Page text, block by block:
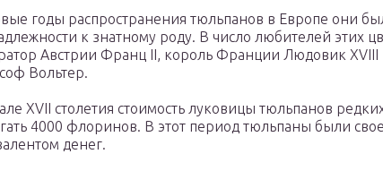
годы распространения тюльпанов в Европе они
к знатному роду. В число любителей этих
Австрии Франц II, король Франции Людовик
Вольтер.
XVII столетия стоимость луковицы тюльпанов
4000 флоринов. В этот период тюльпаны были
денег.